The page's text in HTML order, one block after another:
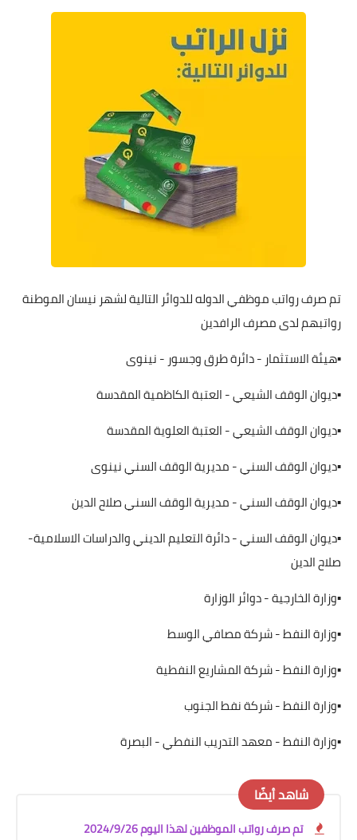
تم صرف رواتب موظفي الدوله للدوائر التالية لشهر نيسان الموطنة
رواتبهم لدى مصرف الرافدين
▪️هيئة الاستثمار - دائرة طرق وجسور - نينوى
▪️ديوان الوقف الشيعي - العتبة الكاظمية المقدسة
▪️ديوان الوقف الشيعي - العتبة العلوية المقدسة
▪️ديوان الوقف السني - مديرية الوقف السني نينوى
▪️ديوان الوقف السني - مديرية الوقف السني صلاح الدين
▪️ديوان الوقف السني - دائرة التعليم الديني والدراسات الاسلامية-
صلاح الدين
▪️وزارة الخارجية - دوائر الوزارة
▪️وزارة النفط - شركة مصافي الوسط
▪️وزارة النفط - شركة المشاريع النفطية
▪️وزارة النفط - شركة نفط الجنوب
▪️وزارة النفط - معهد التدريب النفطي - البصرة
شاهد أيضًا
تم صرف رواتب الموظفين لهذا اليوم 2024/9/26